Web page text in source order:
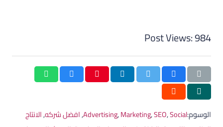
Post Views:984
الوسوم: Advertising,Marketing,SEO,Social
,افضل شركه,الانتاج